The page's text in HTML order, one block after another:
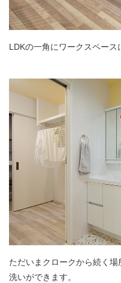
LDKの一角にワークスペース
ただいまクロークから続く
洗いができます。